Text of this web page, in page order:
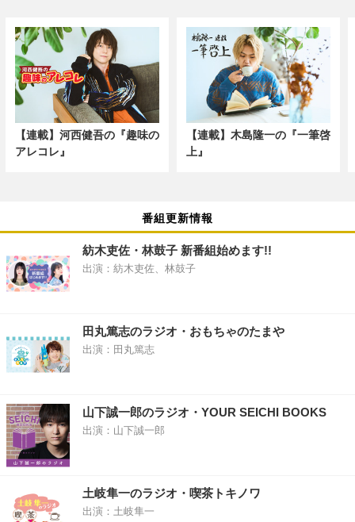
【連載】河西健吾の『趣味の
アレコレ』
【連載】木島隆一の『一筆啓
上』
番組更新情報
紡木吏佐・林鼓子 新番組始めます!!
出演：紡木吏佐、林鼓子
田丸篤志のラジオ・おもちゃのたまや
出演：田丸篤志
山下誠一郎のラジオ・YOUR SEICHI BOOKS
出演：山下誠一郎
土岐隼一のラジオ・喫茶トキノワ
出演：土岐隼一